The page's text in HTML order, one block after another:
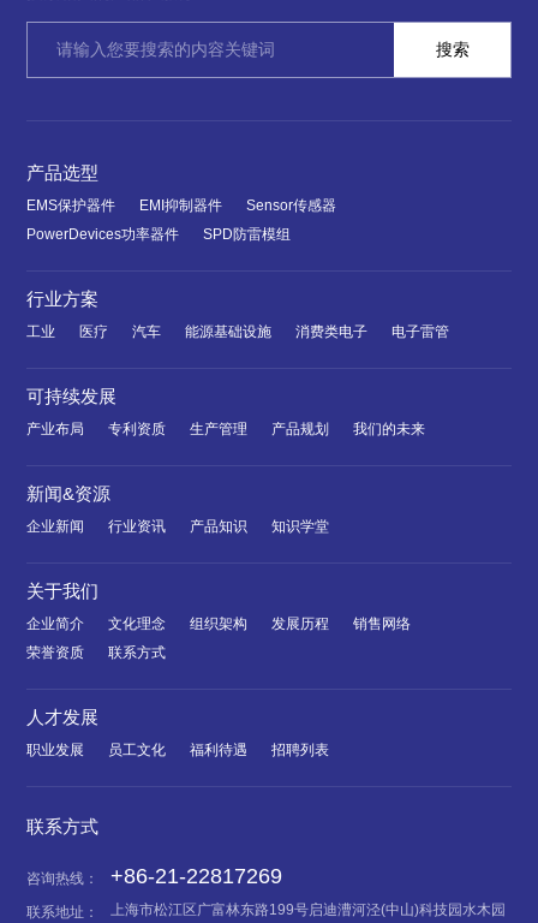
产品选型
EMS保护器件 EMI抑制器件
Sensor传感器
PowerDevices功率器件
SPD防雷模组
行业方案
工业 医疗 汽车 能源基础设施 消费类电子 电子雷管
可持续发展
产业布局 专利资质 生产管理 产品规划 我们的未来
新闻&资源
企业新闻 行业资讯 产品知识 知识学堂
关于我们
企业简介 文化理念 组织架构 发展历程
销售网络
荣誉资质
联系方式
人才发展
职业发展 员工文化 福利待遇 招聘列表
联系方式
咨询热线： +86-21-22817269
联系地址：
上海市松江区广富林东路199号启迪漕河泾(中山)科技园水木园